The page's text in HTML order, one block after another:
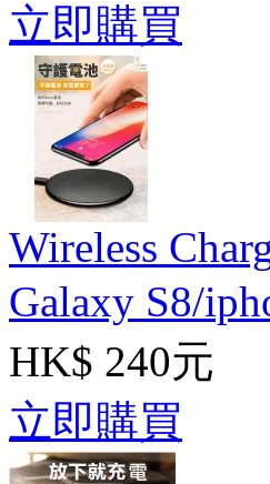
立即購買
Wireless
Galaxy S8/
HK$ 240元
立即購買